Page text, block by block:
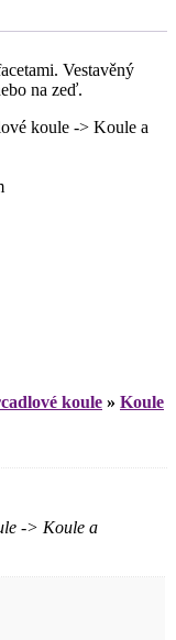
Vestavěný
na zeď.
koule -> Koule a
koule » Koule
-> Koule a